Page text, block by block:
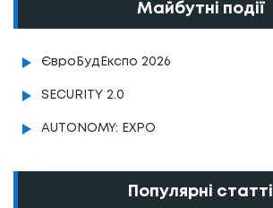
Майбутні події
ЄвроБудЕкспо 2026
SECURITY 2.0
AUTONOMY: EXPO
Популярні статті